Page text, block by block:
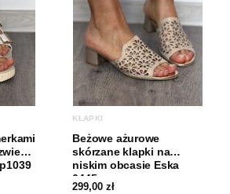
KLAPKI
Beżowe ażurowe
skórzane klapki na
niskim obcasie Eska
0445
299,00zł